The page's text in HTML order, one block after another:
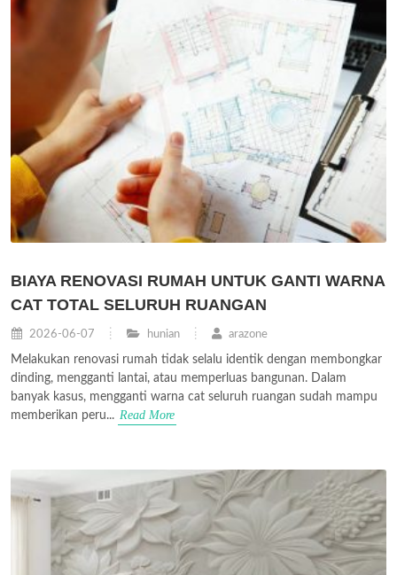
BIAYA RENOVASI RUMAH UNTUK GANTI WARNA
CAT TOTAL SELURUH RUANGAN
2026-06-07 hunian arazone
Melakukan renovasi rumah tidak selalu identik dengan membongkar
dinding, mengganti lantai, atau memperluas bangunan. Dalam
banyak kasus, mengganti warna cat seluruh ruangan sudah mampu
memberikan peru... Read More